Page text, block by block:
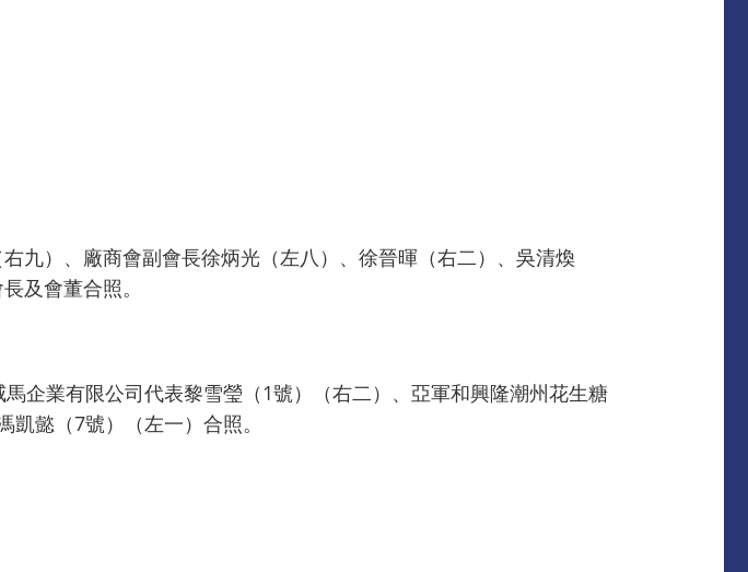
九）、廠商會副會長徐炳光（左八）、徐晉暉（右二）、吳清煥
及會董合照。
企業有限公司代表黎雪瑩（1號）（右二）、亞軍和興隆潮州花生糖
懿（7號）（左一）合照。